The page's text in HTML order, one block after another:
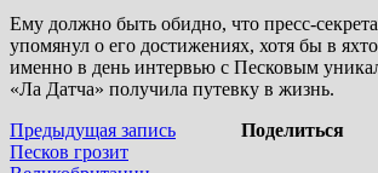
Ему должно быть обидно, что пресс-
упомянул о его достижениях, хотя бы в
именно в день интервью с Песковым
«Ла Датча» получила путевку в жизнь.
Поделиться
Навигация
Предыдущая записьПредыдущая
Песков грозит